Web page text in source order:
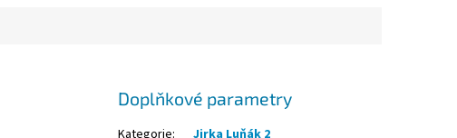
Doplňkové parametry
Kategorie:
Jirka Luňák 2